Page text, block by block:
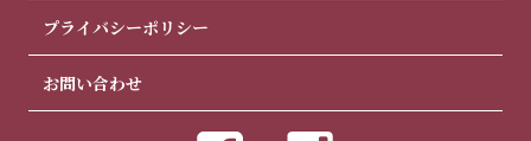
プライバシーポリシー
お問い合わせ